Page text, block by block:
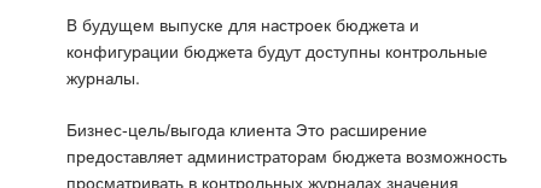
В будущем выпуске для настроек бюджета и
конфигурации бюджета будут доступны контрольные
журналы.
Бизнес-цель/выгода клиента Это расширение
предоставляет администраторам бюджета возможность
просматривать в контрольных журналах значения